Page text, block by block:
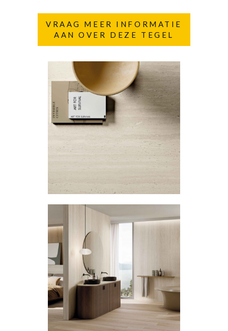
VRAAG MEER INFORMATIE
AAN OVER DEZE TEGEL